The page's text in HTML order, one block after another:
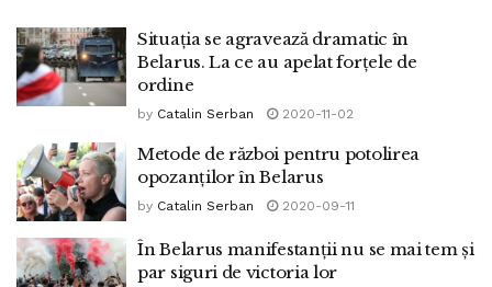
Situația se agravează dramatic în
Belarus. La ce au apelat forțele de
ordine
by Catalin Serban 2020-11-02
Metode de război pentru potolirea
opozanților în Belarus
by Catalin Serban 2020-09-11
În Belarus manifestanții nu se mai tem și
par siguri de victoria lor